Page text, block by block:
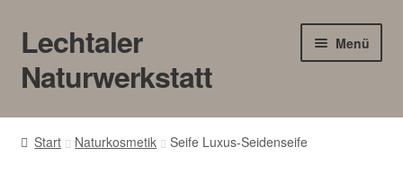
Zur
Navigation
springen
Zum
Inhalt
springen
Lechtaler
Naturwerkstatt
Menü
HOME
Start Naturkosmetik Seife Luxus-Seidenseife